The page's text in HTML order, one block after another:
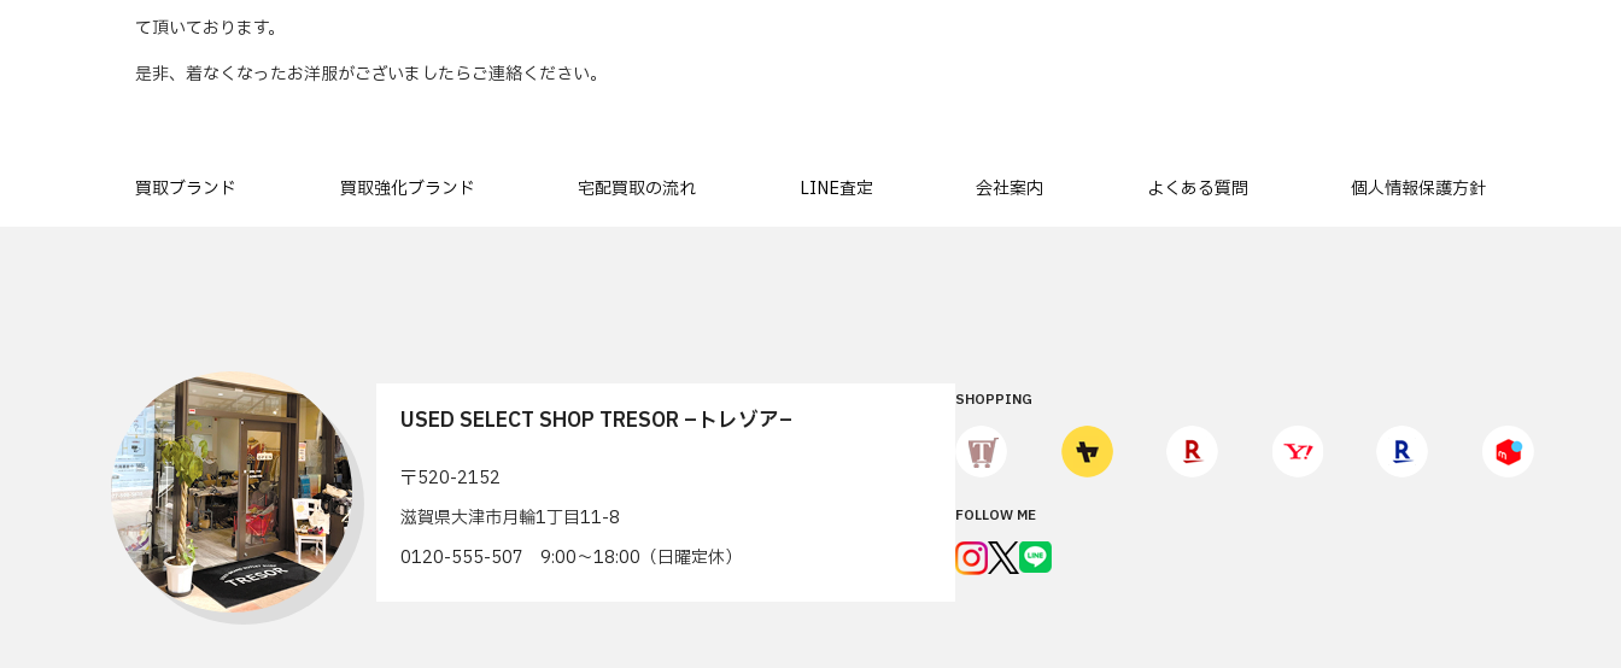
て頂いております。
是非、着なくなったお洋服がございましたらご連絡ください。
買取ブランド 買取強化ブランド 宅配買取の流れ LINE査定 会社案内 よくある質問 個人情報保護方針
USED SELECT SHOP TRESOR –トレゾア–
〒520-2152
滋賀県大津市月輪1丁目11-8
0120-555-507 9:00〜18:00（日曜定休）
SHOPPING
FOLLOW ME